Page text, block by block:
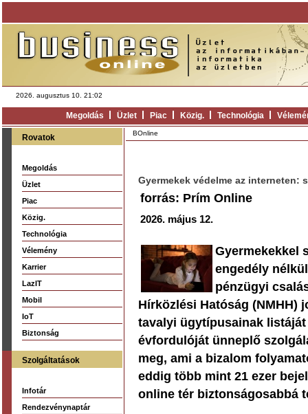
2026. augusztus 10. 21:02
Megoldás Üzlet Piac Közig. Technológia
Rovatok
Megoldás
Üzlet
Piac
Közig.
Technológia
Vélemény
Karrier
LazIT
Mobil
IoT
Biztonság
Szolgáltatások
Infotár
Rendezvénynaptár
BOnline
Gyermekek védelme az interneten:
forrás: Prím Online
2026. május 12.
Gyermekekkel
engedély
pénzügyi
Hírközlési Hatóság (NMHH)
tavalyi ügytípusainak
évfordulóját ünneplő
meg, ami a bizalom
eddig több mint 21 ezer
online tér biztonságosabbá